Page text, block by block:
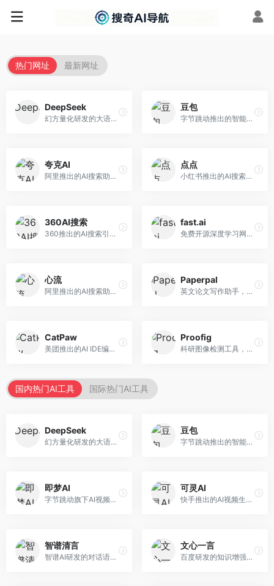
热门网址 最新网址
DeepSeek
幻方量化研发的大语言模型平台，专注于深度推理和代码生成能力。面向开发者、研究人员和技术爱好者，提供强大的逻辑推理和数学计算功能，开源生态完善，API接口友好。
豆包
字节跳动推出的智能对话助手平台，提供文本创作、知识问答、英语学习等多种AI服务。面向普通用户和内容创作者，支持多轮对话和文件解析，免费使用，响应速度快，中文理解能力强。
夸克AI
阿里推出的AI搜索助手，整合搜索与AI功能。面向年轻用户，提供智能搜索、文档处理、学习辅助等服务，与夸克生态深度整合。
点点
小红书推出的AI搜索应用，专注于生活方式内容搜索。面向小红书用户，提供生活攻略、消费决策、内容推荐等服务，生活方式内容丰富。
360AI搜索
360推出的AI搜索引擎，专注于安全智能搜索。面向普通用户，提供智能问答、网页搜索、内容整理等服务，安全防护能力强。
fast.ai
免费开源深度学习网站，专注于实用AI教学。面向开发者，提供免费深度学习课程、实战项目、代码库等资源，学习门槛低。
心流
阿里推出的AI搜索助手，专注于智能信息获取。面向普通用户，提供智能搜索、内容整理、知识问答等服务，与阿里生态深度整合。
Paperpal
英文论文写作助手，专注于学术英语润色。面向需要发表国际期刊的研究者，提供语法检查、学术表达优化、格式规范等服务，英语表达地道专业。
CatPaw
美团推出的AI IDE编程工具，专注于本地开发生态。面向开发者，提供智能代码补全、代码生成、项目管理等服务，本地开发体验好。
Proofig
科研图像检测工具，专注于学术图像完整性验证。面向科研人员，提供图像检测、重复分析、报告生成等服务，学术检测专业。
国内热门AI工具 国际热门AI工具
DeepSeek
幻方量化研发的大语言模型平台，专注于深度推理和代码生成能力。面向开发者、研究人员和技术爱好者，提供强大的逻辑推理和数学计算功能，开源生态完善，API接口友好。
豆包
字节跳动推出的智能对话助手平台，提供文本创作、知识问答、英语学习等多种AI服务。面向普通用户和内容创作者，支持多轮对话和文件解析，免费使用，响应速度快，中文理解能力强。
即梦AI
字节跳动旗下AI视频创作平台，支持多模态内容生成。面向内容创作者和营销人员，提供文生视频、图生视频、智能剪辑等功能，中文理解能力强，创作效率高。
可灵AI
快手推出的AI视频生成平台，支持文生视频和图生视频，可生成长达2分钟的高质量视频内容。面向短视频创作者和营销人员，操作简便，生成效果逼真，适合商业推广和创意表达。
智谱清言
智谱AI研发的对话语言模型，支持中英双语交互。面向中文用户和开发者，提供知识问答、代码编写、文档解读等服务，开源生态完善，学术研究背景深厚。
文心一言
百度研发的知识增强大语言模型，深度融合百度知识图谱和搜索能力。面向中文用户，提供知识问答、文本创作、逻辑推理等服务，中文语境理解准确，知识覆盖面广。